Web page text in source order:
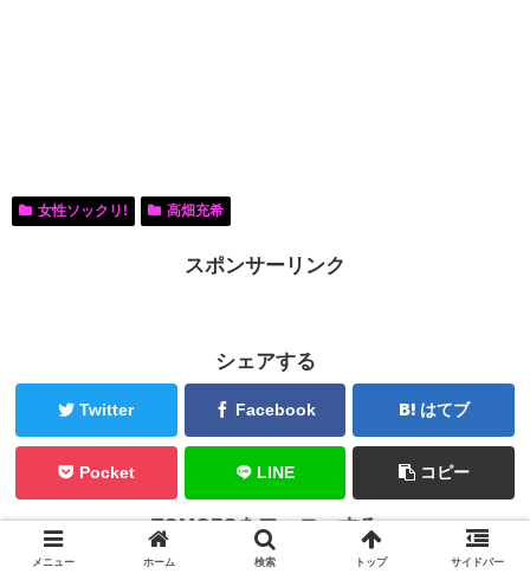
女性ソックリ! 高畑充希
スポンサーリンク
シェアする
Twitter Facebook はてブ
Pocket LINE コピー
TOMOZOをフォローする
メニュー ホーム 検索 トップ サイドバー